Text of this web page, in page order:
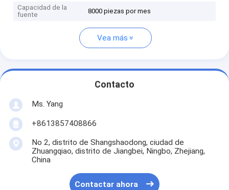
Capacidad de la
fuente
8000 piezas por mes
Vea más
Contacto
Ms. Yang
+8613857408866
No 2, distrito de Shangshaodong, ciudad de
Zhuangqiao, distrito de Jiangbei, Ningbo, Zhejiang,
China
Contactar ahora